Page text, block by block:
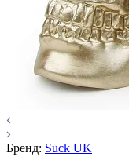
Бренд: Suck UK